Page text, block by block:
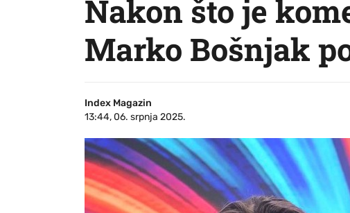
Nakon što je
Marko Bošnjak
Index Magazin
13:44, 06. srpnja 2025.